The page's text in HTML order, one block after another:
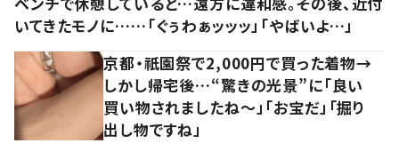
いてきたモノに……「ぐぅわぁッッッ」「やばいよ…」
京都・祇園祭で2,000円で買った着物→
しかし帰宅後…“驚きの光景”に「良い
買い物されましたね～」「お宝だ」「掘り
出し物ですね」